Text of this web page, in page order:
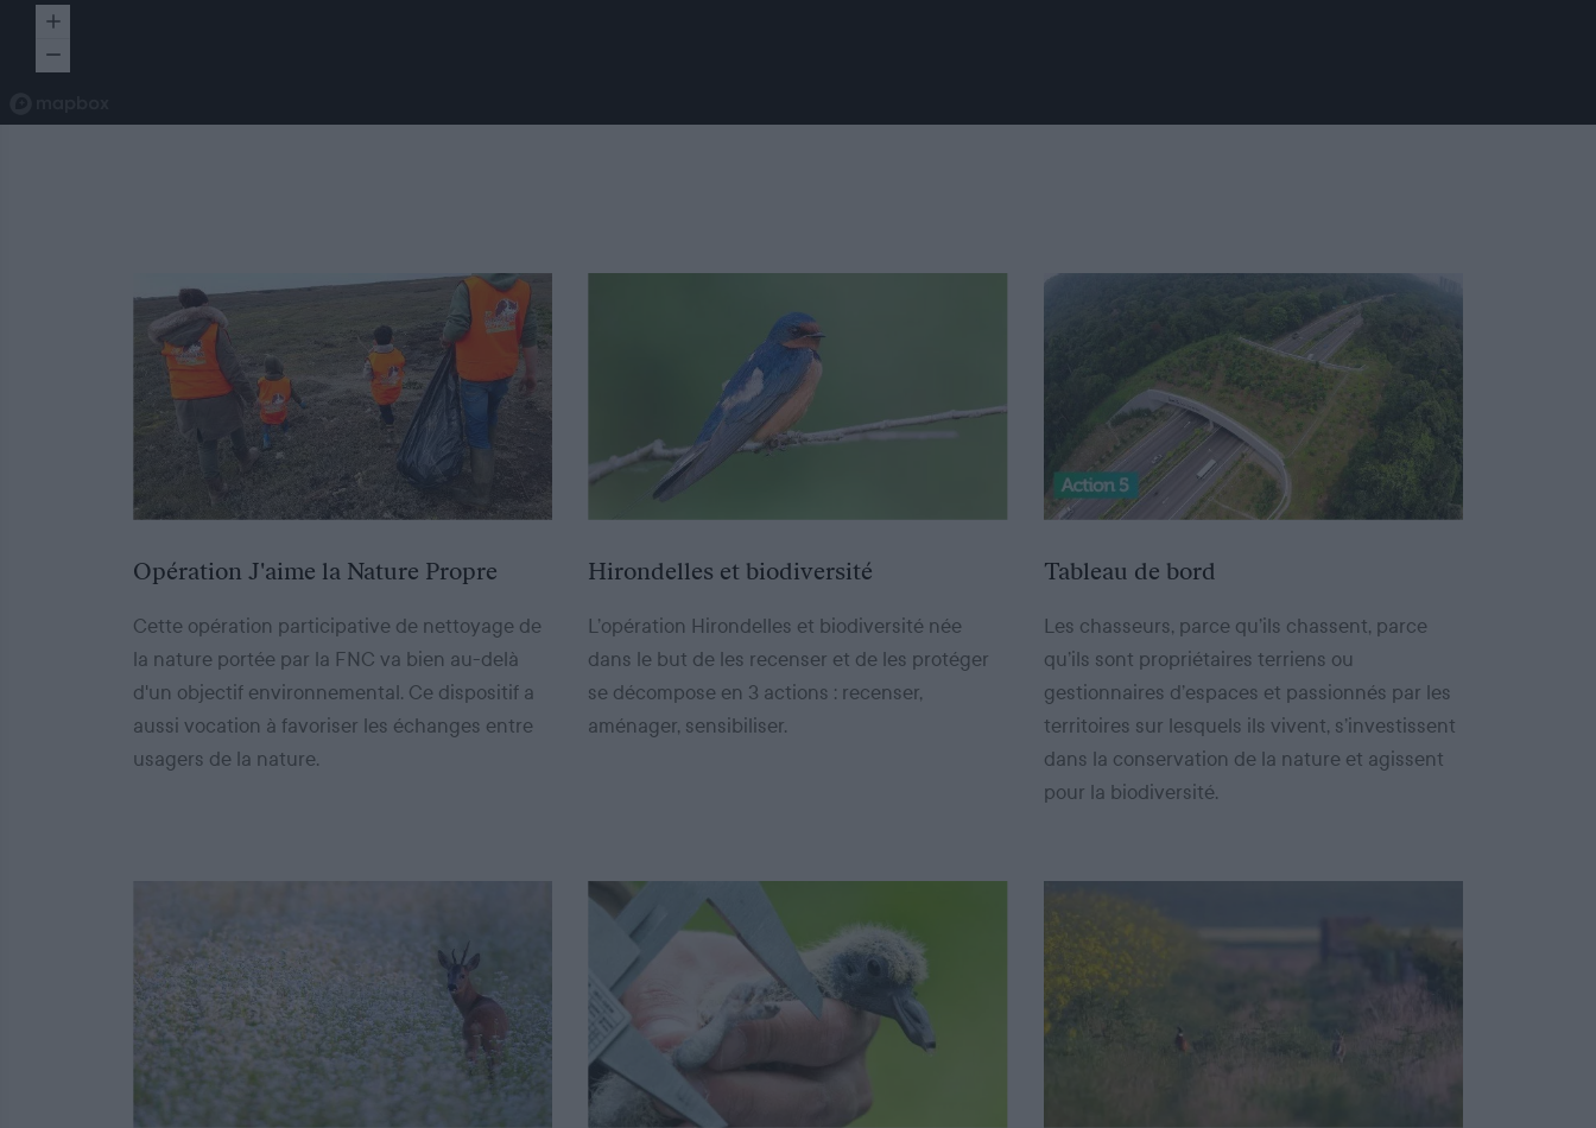
Opération J'aime la Nature Propre
Cette opération participative de nettoyage de
la nature portée par la FNC va bien au-delà
d'un objectif environnemental. Ce dispositif a
aussi vocation à favoriser les échanges entre
usagers de la nature.
Hirondelles et biodiversité
L’opération Hirondelles et biodiversité née
dans le but de les recenser et de les protéger
se décompose en 3 actions : recenser,
aménager, sensibiliser.
Tableau de bord
Les chasseurs, parce qu’ils chassent, parce
qu’ils sont propriétaires terriens ou
gestionnaires d’espaces et passionnés par les
territoires sur lesquels ils vivent, s’investissent
dans la conservation de la nature et agissent
pour la biodiversité.